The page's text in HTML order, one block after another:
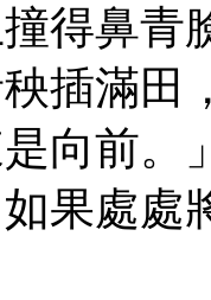
得鼻青
插滿田
向前。
果處處